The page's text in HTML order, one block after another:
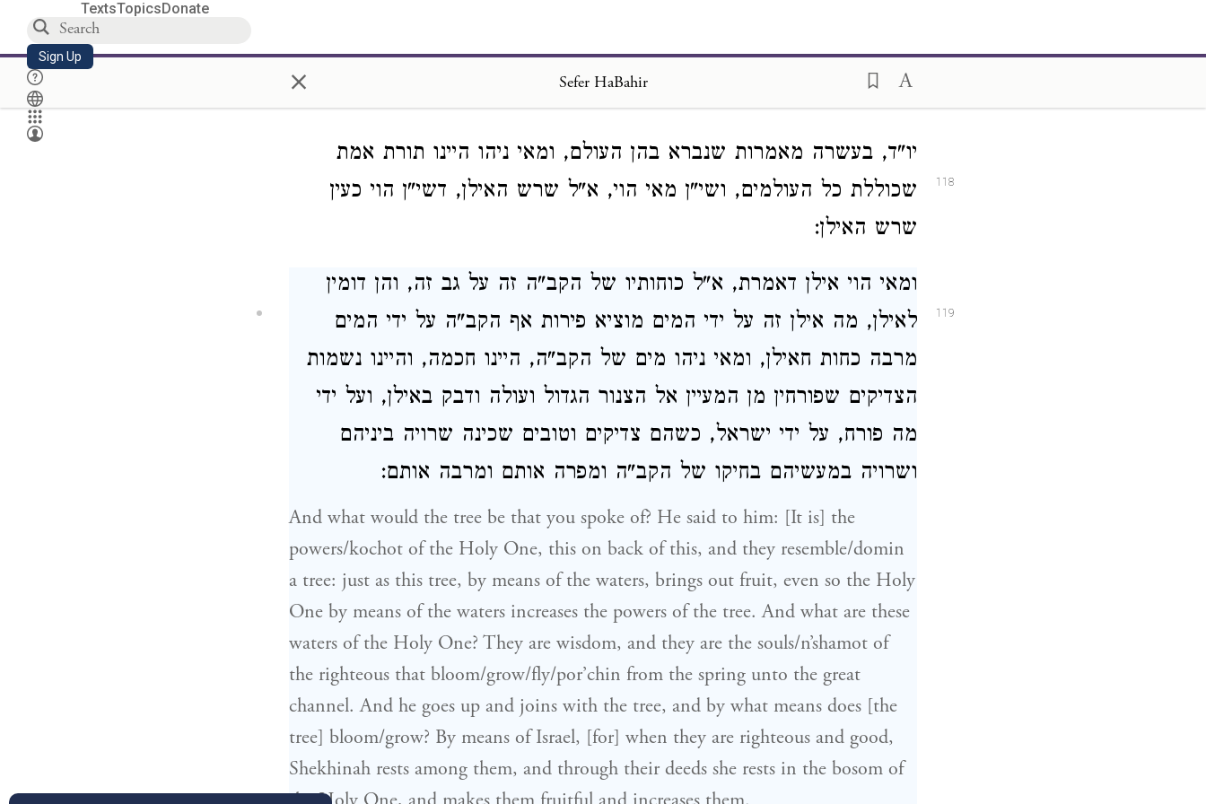
TextsTopicsDonate
Sign Up × Sefer HaBahir
מארי, אל"ף ראשונה היכלא קדישא, היכלא קדישא סלקא דעתך, אלא
אימא היכל הקדש:
118
יו"ד, בעשרה מאמרות שנברא בהן העולם, ומאי ניהו היינו תורת אמת
שכוללת כל העולמים, ושי"ן מאי הוי, א"ל שרש האילן, דשי"ן הוי כעין
שרש האילן:
119
ומאי הוי אילן דאמרת, א"ל כוחותיו של הקב"ה זה על גב זה, והן דומין
לאילן, מה אילן זה על ידי המים מוציא פירות אף הקב"ה על ידי המים
מרבה כחות חאילן, ומאי ניהו מים של הקב"ה, היינו חכמה, והיינו נשמות
הצדיקים שפורחין מן המעיין אל הצנור הגדול ועולה ודבק באילן, ועל ידי
מה פורח, על ידי ישראל, כשהם צדיקים וטובים שכינה שרויה ביניהם
ושרויה במעשיהם בחיקו של הקב"ה ומפרה אותם ומרבה אותם:
And what would the tree be that you spoke of? He said to him: [It is] the
powers/kochot of the Holy One, this on back of this, and they resemble/domin
a tree: just as this tree, by means of the waters, brings out fruit, even so the Holy
One by means of the waters increases the powers of the tree. And what are these
waters of the Holy One? They are wisdom, and they are the souls/n’shamot of
the righteous that bloom/grow/fly/por’chin from the spring unto the great
channel. And he goes up and joins with the tree, and by what means does [the
tree] bloom/grow? By means of Israel, [for] when they are righteous and good,
Shekhinah rests among them, and through their deeds she rests in the bosom of